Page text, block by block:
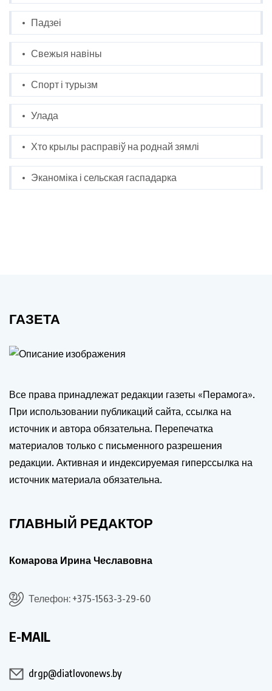
Падзеі
Свежыя навіны
Спорт і турызм
Улада
Хто крылы расправіў на роднай зямлі
Эканоміка і сельская гаспадарка
ГАЗЕТА
Все права принадлежат редакции газеты «Перамога».
При использовании публикаций сайта, ссылка на
источник и автора обязательна. Перепечатка
материалов только с письменного разрешения
редакции. Активная и индексируемая гиперссылка на
источник материала обязательна.
ГЛАВНЫЙ РЕДАКТОР
Комарова Ирина Чеславовна
Телефон: +375-1563-3-29-60
E-MAIL
drgp@diatlovonews.by